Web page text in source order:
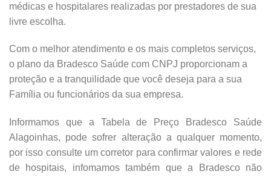
médicas e hospitalares realizadas por prestadores de sua
livre escolha.
Com o melhor atendimento e os mais completos serviços,
o plano da Bradesco Saúde com CNPJ proporcionam a
proteção e a tranquilidade que você deseja para a sua
Família ou funcionários da sua empresa.
Informamos que a Tabela de Preço Bradesco Saúde
Alagoinhas, pode sofrer alteração a qualquer momento,
por isso consulte um corretor para confirmar valores e rede
de hospitais, infomamos também que a Bradesco não